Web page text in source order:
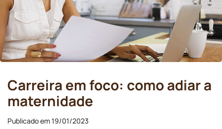
Carreira em foco: como adiar a
maternidade
Publicado em 19/01/2023